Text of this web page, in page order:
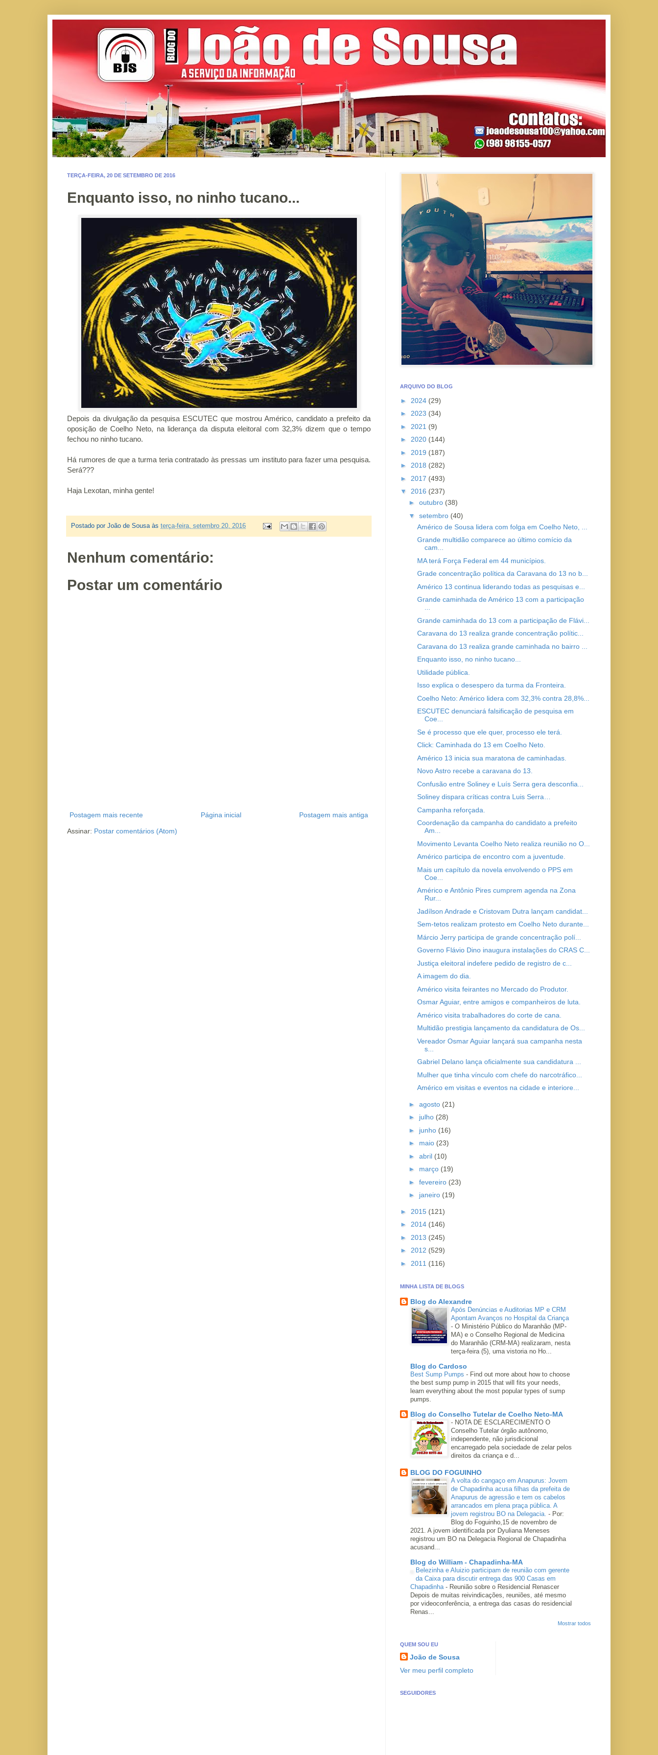
TERÇA-FEIRA, 20 DE SETEMBRO DE 2016
Enquanto isso, no ninho tucano...
Depois da divulgação da pesquisa ESCUTEC que mostrou Américo, candidato a prefeito da
oposição de Coelho Neto, na liderança da disputa eleitoral com 32,3% dizem que o tempo
fechou no ninho tucano.
Há rumores de que a turma teria contratado às pressas um instituto para fazer uma pesquisa.
Será???
Haja Lexotan, minha gente!
Postado por João de Sousa às terça-feira, setembro 20, 2016
Nenhum comentário:
Postar um comentário
Postagem mais recente Postagem mais antiga
Página inicial
Assinar: Postar comentários (Atom)
ARQUIVO DO BLOG
► 2024 (29)
► 2023 (34)
► 2021 (9)
► 2020 (144)
► 2019 (187)
► 2018 (282)
► 2017 (493)
▼ 2016 (237)
► outubro (38)
▼ setembro (40)
Américo de Sousa lidera com folga em Coelho Neto, ...
Grande multidão comparece ao último comício da
cam...
MA terá Força Federal em 44 municípios.
Grade concentração política da Caravana do 13 no b...
Américo 13 continua liderando todas as pesquisas e...
Grande caminhada de Américo 13 com a participação
Grande caminhada do 13 com a participação de Flávi...
Caravana do 13 realiza grande concentração polític...
Caravana do 13 realiza grande caminhada no bairro ...
Enquanto isso, no ninho tucano...
Utilidade pública.
Isso explica o desespero da turma da Fronteira.
Coelho Neto: Américo lidera com 32,3% contra 28,8%...
ESCUTEC denunciará falsificação de pesquisa em
Coe...
Se é processo que ele quer, processo ele terá.
Click: Caminhada do 13 em Coelho Neto.
Américo 13 inicia sua maratona de caminhadas.
Novo Astro recebe a caravana do 13.
Confusão entre Soliney e Luís Serra gera desconfia...
Soliney dispara críticas contra Luis Serra…
Campanha reforçada.
Coordenação da campanha do candidato a prefeito
Am...
Movimento Levanta Coelho Neto realiza reunião no O...
Américo participa de encontro com a juventude.
Mais um capítulo da novela envolvendo o PPS em
Coe...
Américo e Antônio Pires cumprem agenda na Zona
Rur...
Jadílson Andrade e Cristovam Dutra lançam candidat...
Sem-tetos realizam protesto em Coelho Neto durante...
Márcio Jerry participa de grande concentração polí...
Governo Flávio Dino inaugura instalações do CRAS C...
Justiça eleitoral indefere pedido de registro de c...
A imagem do dia.
Américo visita feirantes no Mercado do Produtor.
Osmar Aguiar, entre amigos e companheiros de luta.
Américo visita trabalhadores do corte de cana.
Multidão prestigia lançamento da candidatura de Os...
Vereador Osmar Aguiar lançará sua campanha nesta
s...
Gabriel Delano lança oficialmente sua candidatura ...
Mulher que tinha vínculo com chefe do narcotráfico...
Américo em visitas e eventos na cidade e interiore...
► agosto (21)
► julho (28)
► junho (16)
► maio (23)
► abril (10)
► março (19)
► fevereiro (23)
► janeiro (19)
► 2015 (121)
► 2014 (146)
► 2013 (245)
► 2012 (529)
► 2011 (116)
MINHA LISTA DE BLOGS
Blog do Alexandre
Após Denúncias e Auditorias MP e CRM
Apontam Avanços no Hospital da Criança
- O Ministério Público do Maranhão (MP-
MA) e o Conselho Regional de Medicina
do Maranhão (CRM-MA) realizaram, nesta
terça-feira (5), uma vistoria no Ho...
Blog do Cardoso
Best Sump Pumps - Find out more about how to choose
the best sump pump in 2015 that will fits your needs,
learn everything about the most popular types of sump
pumps.
Blog do Conselho Tutelar de Coelho Neto-MA
- NOTA DE ESCLARECIMENTO O
Conselho Tutelar órgão autônomo,
independente, não jurisdicional
encarregado pela sociedade de zelar pelos
direitos da criança e d...
BLOG DO FOGUINHO
A volta do cangaço em Anapurus: Jovem
de Chapadinha acusa filhas da prefeita de
Anapurus de agressão e tem os cabelos
arrancados em plena praça pública. A
jovem registrou BO na Delegacia. - Por:
Blog do Foguinho,15 de novembro de
2021. A jovem identificada por Dyuliana Meneses
registrou um BO na Delegacia Regional de Chapadinha
acusand...
Blog do William - Chapadinha-MA
Belezinha e Aluizio participam de reunião com gerente
da Caixa para discutir entrega das 900 Casas em
Chapadinha - Reunião sobre o Residencial Renascer
Depois de muitas reivindicações, reuniões, até mesmo
por videoconferência, a entrega das casas do residencial
Renas...
Mostrar todos
QUEM SOU EU
João de Sousa
Ver meu perfil completo
SEGUIDORES